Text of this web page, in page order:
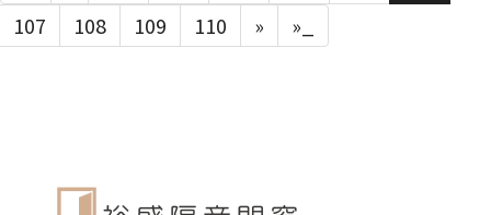
107
108 109 110 » »_